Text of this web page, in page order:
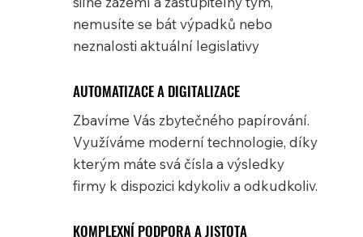
nemusítese bát výpadků nebo
neznalosti aktuální legislativy
AUTOMATIZACE A DIGITALIZACE
Zbavíme Vás zbytečného papírování.
Využíváme moderní technologie, díky
kterým máte svá čísla a výsledky
firmy k dispozici kdykoliv a odkudkoliv.
KOMPLEXNÍ PODPORA A JISTOTA